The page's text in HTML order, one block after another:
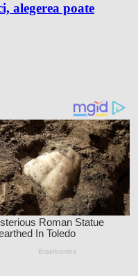
alegerea poate